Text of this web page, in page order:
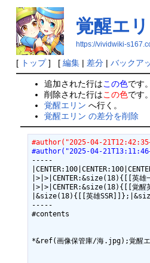
覚醒エ
https://vividwiki-
[ トップ] [ 編集| 差分| バックア
追加された行はこの色です。
削除された行はこの色です。
覚醒エリン へ行く。
覚醒エリン の差分を削除
#author("2025-04-
#author("2025-04-
-----
|>|>|CENTER:&size(18){[[英
|>|>|CENTER:&size(18){[[覚
|&size(18){[[英雄
-----
#contents
*&ref(画像保管庫/海.jpg);覚醒エ